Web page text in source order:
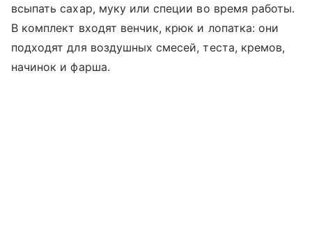
всыпать сахар, муку или специи во время работы.
В комплект входят венчик, крюк и лопатка: они
подходят для воздушных смесей, теста, кремов,
начинок и фарша.